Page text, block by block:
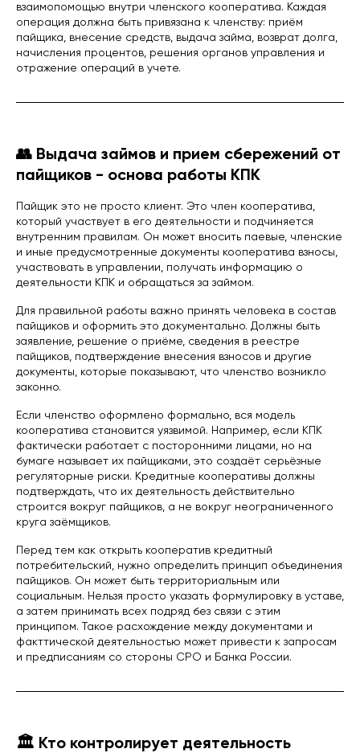
взаимопомощью внутри членского кооператива. Каждая
операция должна быть привязана к членству: приём
пайщика, внесение средств, выдача займа, возврат долга,
начисления процентов, решения органов управления и
отражение операций в учете.
👥 Выдача займов и прием сбережений от
пайщиков - основа работы КПК
Пайщик это не просто клиент. Это член кооператива,
который участвует в его деятельности и подчиняется
внутренним правилам. Он может вносить паевые, членские
и иные предусмотренные документы кооператива взносы,
участвовать в управлении, получать информацию о
деятельности КПК и обращаться за займом.
Для правильной работы важно принять человека в состав
пайщиков и оформить это документально. Должны быть
заявление, решение о приёме, сведения в реестре
пайщиков, подтверждение внесения взносов и другие
документы, которые показывают, что членство возникло
законно.
Если членство оформлено формально, вся модель
кооператива становится уязвимой. Например, если КПК
фактически работает с посторонними лицами, но на
бумаге называет их пайщиками, это создаёт серьёзные
регуляторные риски. Кредитные кооперативы должны
подтверждать, что их деятельность действительно
строится вокруг пайщиков, а не вокруг неограниченного
круга заёмщиков.
Перед тем как открыть кооператив кредитный
потребительский, нужно определить принцип объединения
пайщиков. Он может быть территориальным или
социальным. Нельзя просто указать формулировку в уставе,
а затем принимать всех подряд без связи с этим
принципом. Такое расхождение между документами и
факттической деятельностью может привести к запросам
и предписаниям со стороны СРО и Банка России.
🏛 Кто контролирует деятельность